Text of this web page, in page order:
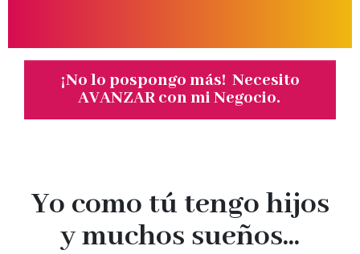
¡No lo pospongo más! Necesito
AVANZAR con mi Negocio.
Yo como tú tengo hijos
y muchos sueños...